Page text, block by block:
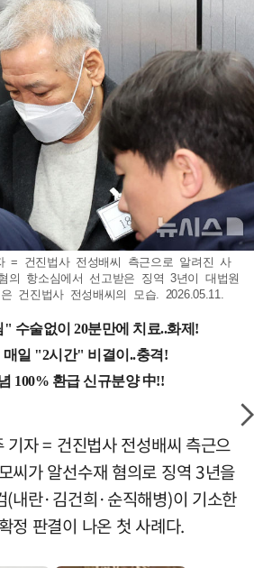
= 건진법사 전성배씨 측근으로 알려진 사
의 항소심에서 선고받은 징역 3년이 대법원
건진법사 전성배씨의 모습. 2026.05.11.
기자 = 건진법사 전성배씨 측근으
씨가 알선수재 혐의로 징역 3년을
(내란·김건희·순직해병)이 기소한
정 판결이 나온 첫 사례다.